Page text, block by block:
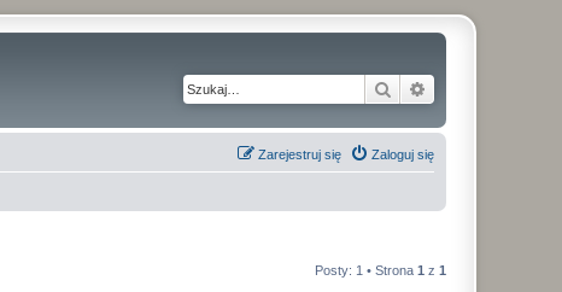
Szukaj
Zaloguj się
Zarejestruj się
Posty: 1 • Strona 1 z 1